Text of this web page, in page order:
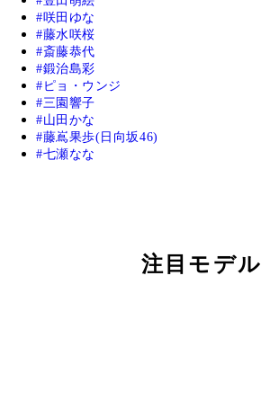
咲田ゆな
藤水咲桜
斎藤恭代
鍛治島彩
ピョ・ウンジ
三園響子
山田かな
藤嶌果歩(日向坂46)
七瀬なな
注目モデル